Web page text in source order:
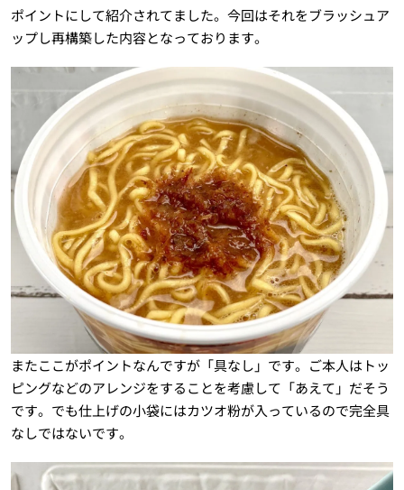
ポイントにして紹介されてました。今回はそれをブラッシュア
ップし再構築した内容となっております。
またここがポイントなんですが「具なし」です。ご本人はトッ
ピングなどのアレンジをすることを考慮して「あえて」だそう
です。でも仕上げの小袋にはカツオ粉が入っているので完全具
なしではないです。